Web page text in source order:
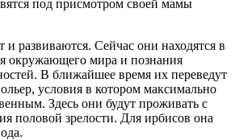
под присмотром своей мамы
и развиваются. Сейчас они находятся в
окружающего мира и познания
В ближайшее время их переведут
условия в котором максимально
Здесь они будут проживать с
половой зрелости. Для ирбисов она